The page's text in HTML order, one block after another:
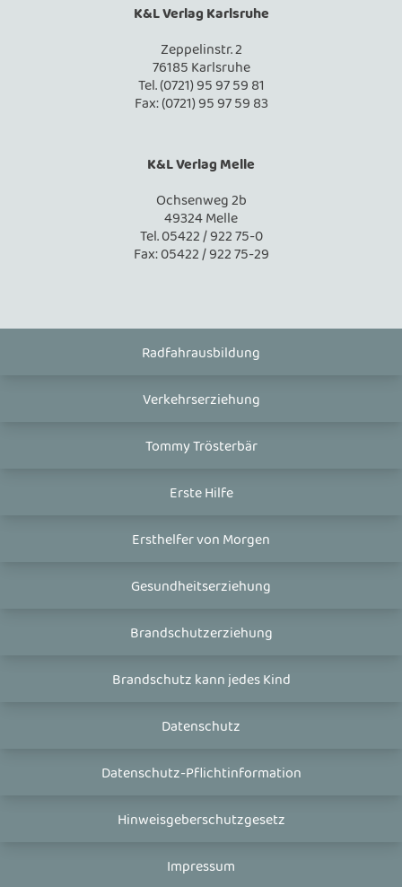
K&L Verlag Karlsruhe
Zeppelinstr. 2
76185 Karlsruhe
Tel. (0721) 95 97 59 81
Fax: (0721) 95 97 59 83
K&L Verlag Melle
Ochsenweg 2b
49324 Melle
Tel. 05422 / 922 75-0
Fax: 05422 / 922 75-29
Radfahrausbildung
Verkehrserziehung
Tommy Trösterbär
Erste Hilfe
Ersthelfer von Morgen
Gesundheitserziehung
Brandschutzerziehung
Brandschutz kann jedes Kind
Datenschutz
Datenschutz-Pflichtinformation
Hinweisgeberschutzgesetz
Impressum